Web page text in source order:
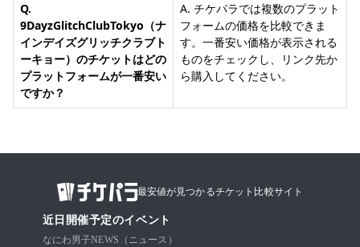
Q.
9DayzGlitchClubTokyo（ナ
インデイズグリッチクラブト
ーキョー）のチケットはどの
プラットフォームが一番安い
ですか？
A. チケパラでは複数のプラット
フォームの価格を比較できま
す。一番安い価格が表示される
ものをチェックし、リンク先か
ら購入してください。
最安値が見つかるチケット比較サイト
近日開催予定のイベント
なにわ男子NEWS（ニュース）